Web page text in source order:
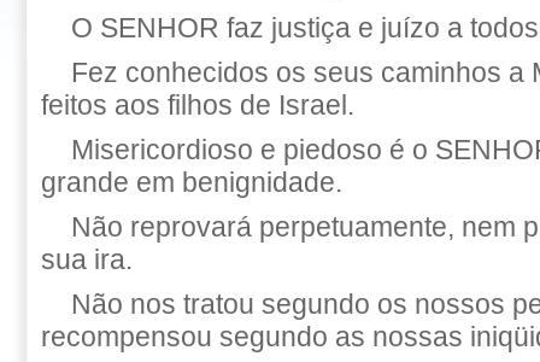
O SENHOR faz justiça e juízo a
Fez conhecidos os seus caminhos a
feitos aos filhos de Israel.
Misericordioso e piedoso é o
grande em benignidade.
Não reprovará perpetuamente, nem
sua ira.
Não nos tratou segundo os nossos
recompensou segundo as nossas